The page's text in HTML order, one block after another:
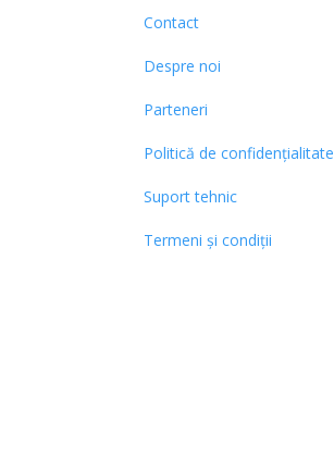
Contact
Despre noi
Parteneri
Politică de confidențialitate
Suport tehnic
Termeni și condiții